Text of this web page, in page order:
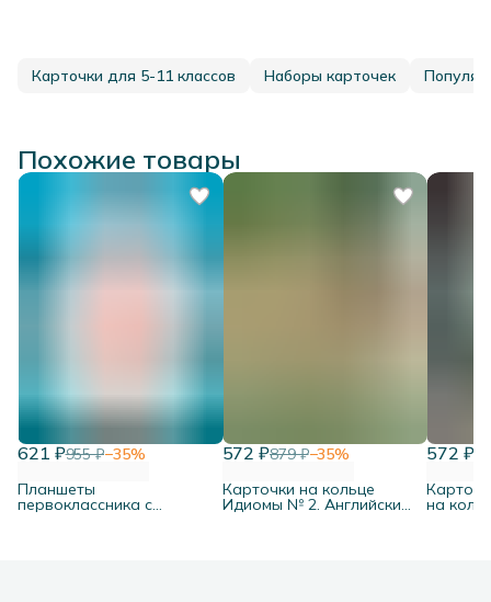
Карточки для 5-11 классов Наборы карточек
Похожие товары
621 ₽955 ₽−35%
Планшеты
первоклассника с
572 ₽879 ₽−35%
Карточки на кольце
Идиомы № 2. Английский
572 ₽
на